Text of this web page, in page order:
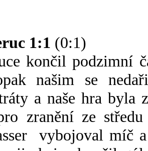
1:1 (0:1)
končil podzimní
našim se
a naše hra
zranění ze
vybojoval míč